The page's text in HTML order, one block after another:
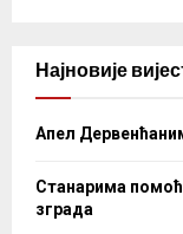
Најновије
Апел
Станарима помоћ
зграда